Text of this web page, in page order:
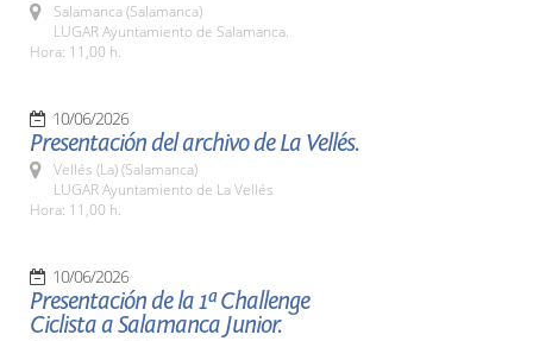
Salamanca (Salamanca)
LUGAR Ayuntamiento de Salamanca.
Hora: 11,00 h.
10/06/2026
Presentación del archivo de La Vellés.
Vellés (La) (Salamanca)
LUGAR Ayuntamiento de La Vellés
Hora: 11,00 h.
10/06/2026
Presentación de la 1ª Challenge
Ciclista a Salamanca Junior.